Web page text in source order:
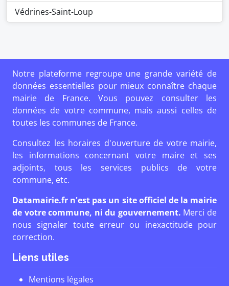
Védrines-Saint-Loup
Notre plateforme regroupe une grande variété de
données essentielles pour mieux connaître chaque
mairie de France. Vous pouvez consulter les
données de votre commune, mais aussi celles de
toutes les communes de France.
Consultez les horaires d'ouverture de votre mairie,
les informations concernant votre maire et ses
adjoints, tous les services publics de votre
commune, etc.
Datamairie.fr n'est pas un site officiel de la mairie
de votre commune, ni du gouvernement. Merci de
nous signaler toute erreur ou inexactitude pour
correction.
Liens utiles
Mentions légales